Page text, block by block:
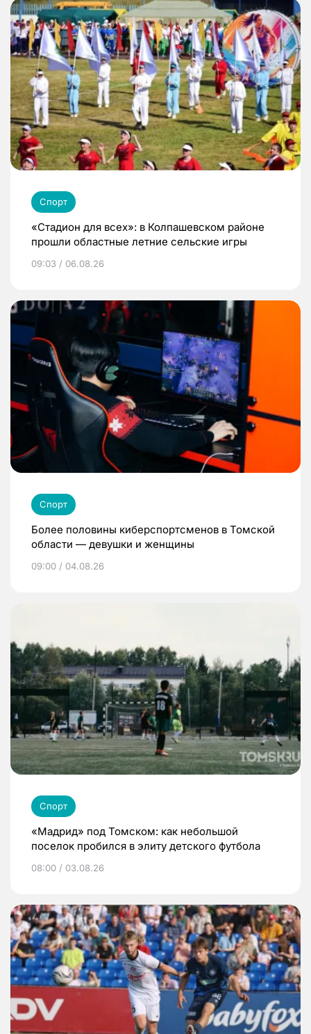
Спорт
«Стадион для всех»: в Колпашевском районе
прошли областные летние сельские игры
09:03 / 06.08.26
Спорт
Более половины киберспортсменов в Томской
области — девушки и женщины
09:00 / 04.08.26
Спорт
«Мадрид» под Томском: как небольшой
поселок пробился в элиту детского футбола
08:00 / 03.08.26